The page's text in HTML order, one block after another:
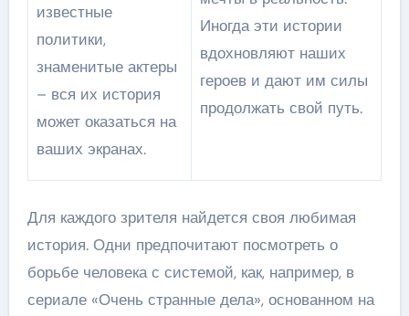
известные
политики,
знаменитые актеры
– вся их история
может оказаться на
ваших экранах.
Иногда эти истории
вдохновляют наших
героев и дают им силы
продолжать свой путь.
Для каждого зрителя найдется своя любимая
история. Одни предпочитают посмотреть о
борьбе человека с системой, как, например, в
сериале «Очень странные дела», основанном на